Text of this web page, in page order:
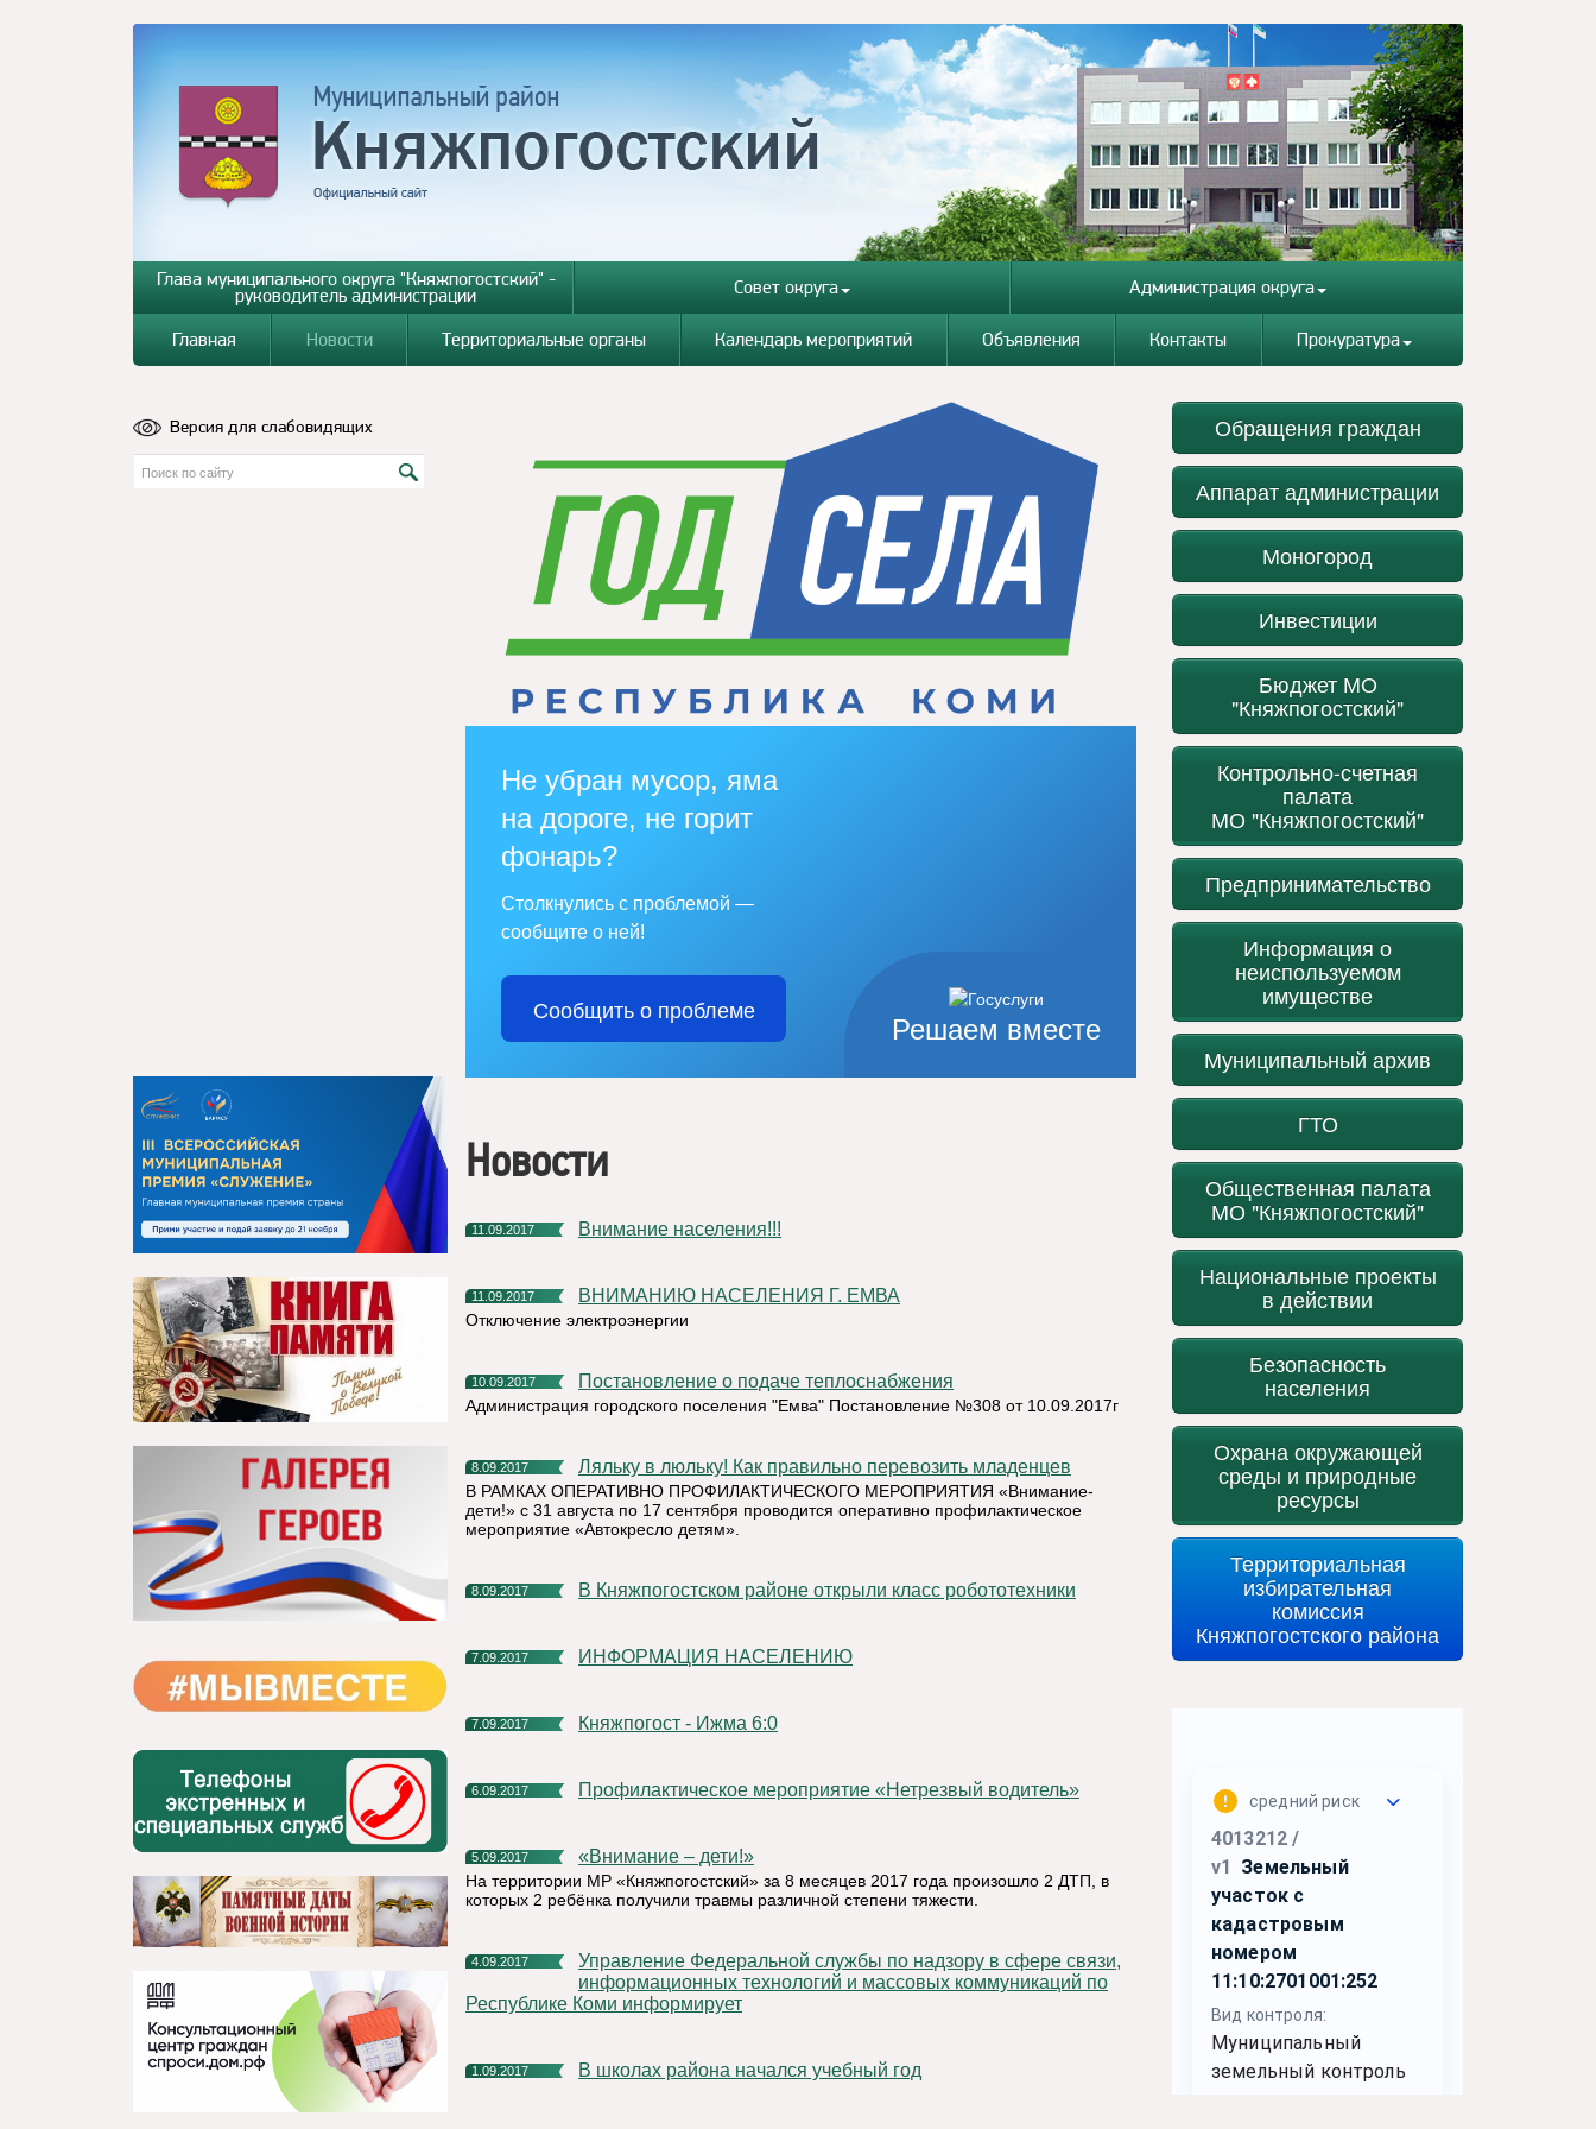
Глава муниципального округа "Княжпогостский" -
руководитель администрации Совет округа Администрация округа
Главная Новости Территориальные органы Календарь мероприятий Объявления Контакты Прокуратура
Версия для слабовидящих
Решаем вместе
Не убран мусор, яма
на дороге, не горит
фонарь?
Столкнулись с проблемой —
сообщите о ней!
Сообщить о проблеме
Новости
11.09.2017 Внимание населения!!!
11.09.2017 ВНИМАНИЮ НАСЕЛЕНИЯ Г. ЕМВА
Отключение электроэнергии
10.09.2017 Постановление о подаче теплоснабжения
Администрация городского поселения "Емва" Постановление №308 от 10.09.2017г
8.09.2017 Ляльку в люльку! Как правильно перевозить младенцев
В РАМКАХ ОПЕРАТИВНО ПРОФИЛАКТИЧЕСКОГО МЕРОПРИЯТИЯ «Внимание-
дети!» с 31 августа по 17 сентября проводится оперативно профилактическое
мероприятие «Автокресло детям».
8.09.2017 В Княжпогостском районе открыли класс робототехники
7.09.2017 ИНФОРМАЦИЯ НАСЕЛЕНИЮ
7.09.2017 Княжпогост - Ижма 6:0
6.09.2017 Профилактическое мероприятие «Нетрезвый водитель»
5.09.2017 «Внимание – дети!»
На территории МР «Княжпогостский» за 8 месяцев 2017 года произошло 2 ДТП, в
которых 2 ребёнка получили травмы различной степени тяжести.
4.09.2017
Управление Федеральной службы по надзору в сфере связи,
информационных технологий и массовых коммуникаций по
Республике Коми информирует
1.09.2017 В школах района начался учебный год
Обращения граждан
Аппарат администрации
Моногород
Инвестиции
Бюджет МО
"Княжпогостский"
Контрольно-счетная
палата
МО "Княжпогостский"
Предпринимательство
Информация о
неиспользуемом
имуществе
Муниципальный архив
ГТО
Общественная палата
МО "Княжпогостский"
Национальные проекты
в действии
Безопасность
населения
Охрана окружающей
среды и природные
ресурсы
Территориальная
избирательная
комиссия
Княжпогостского района